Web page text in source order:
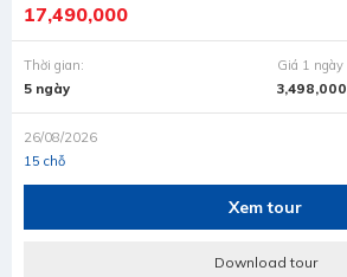
17,490,000
Thời gian:
5 ngày
Giá 1 ngày
3,498,000
26/08/2026
15 chỗ
Xem tour
Download tour